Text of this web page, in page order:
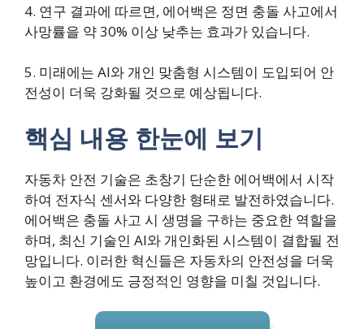
4. 연구 결과에 따르면, 에어백은 정면 충돌 사고에서
사망률을 약 30% 이상 낮추는 효과가 있습니다.
5. 미래에는 AI와 개인 맞춤형 시스템이 도입되어 안
전성이 더욱 강화될 것으로 예상됩니다.
핵심 내용 한눈에 보기
자동차 안전 기술은 초창기 단순한 에어백에서 시작
하여 전자식 센서와 다양한 형태로 발전하였습니다.
에어백은 충돌 사고 시 생명을 구하는 중요한 역할을
하며, 최신 기술인 AI와 개인화된 시스템이 결합될 전
망입니다. 이러한 혁신들은 자동차의 안전성을 더욱
높이고 환경에도 긍정적인 영향을 미칠 것입니다.